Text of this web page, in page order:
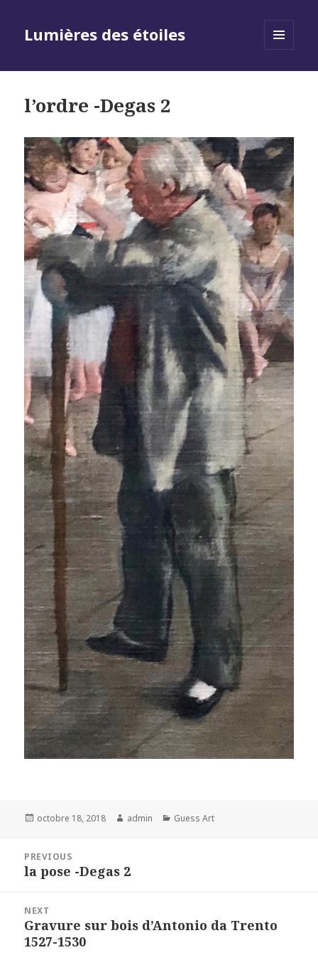
Lumières des étoiles
l’ordre -Degas 2
Posted
octobre 18, 2018 Author
admin Categories
Guess Art
l’article
PREVIOUS
Previous
la pose -Degas 2
NEXT
Next
post:
Gravure sur bois d’Antonio da Trento
1527-1530